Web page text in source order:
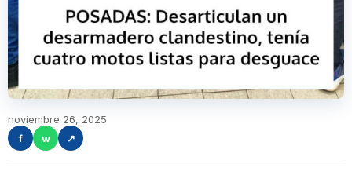
noviembre 26, 2025
f
w ↗